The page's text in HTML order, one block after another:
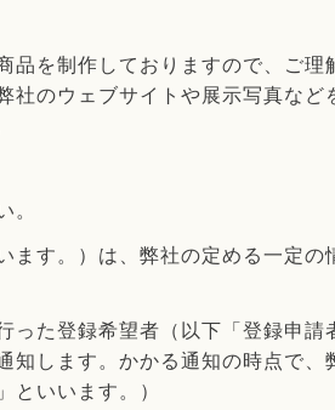
を制作しておりますので、ご理
のウェブサイトや展示写真など
す。）は、弊社の定める一定の
た登録希望者（以下「登録申請
します。かかる通知の時点で
いいます。）